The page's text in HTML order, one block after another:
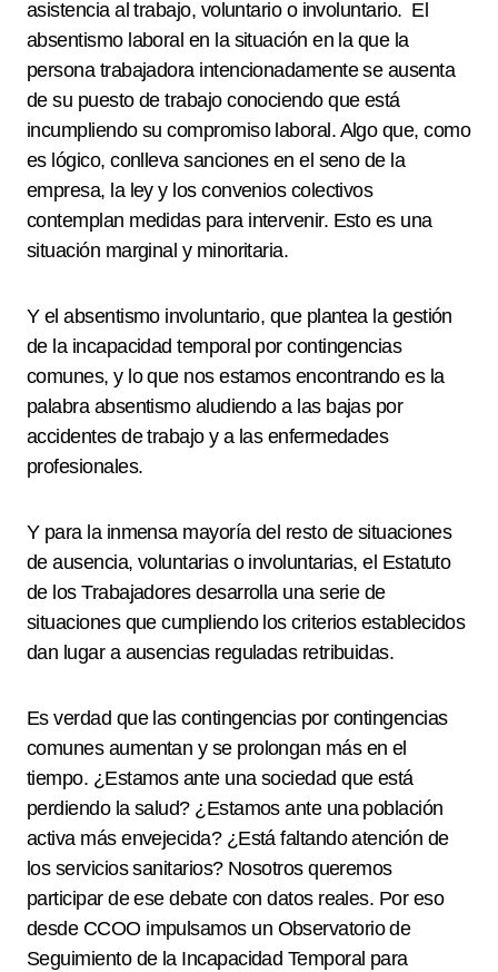
asistencia al trabajo, voluntario o involuntario. El
absentismo laboral en la situación en la que la
persona trabajadora intencionadamente se ausenta
de su puesto de trabajo conociendo que está
incumpliendo su compromiso laboral. Algo que, como
es lógico, conlleva sanciones en el seno de la
empresa, la ley y los convenios colectivos
contemplan medidas para intervenir. Esto es una
situación marginal y minoritaria.
Y el absentismo involuntario, que plantea la gestión
de la incapacidad temporal por contingencias
comunes, y lo que nos estamos encontrando es la
palabra absentismo aludiendo a las bajas por
accidentes de trabajo y a las enfermedades
profesionales.
Y para la inmensa mayoría del resto de situaciones
de ausencia, voluntarias o involuntarias, el Estatuto
de los Trabajadores desarrolla una serie de
situaciones que cumpliendo los criterios establecidos
dan lugar a ausencias reguladas retribuidas.
Es verdad que las contingencias por contingencias
comunes aumentan y se prolongan más en el
tiempo. ¿Estamos ante una sociedad que está
perdiendo la salud? ¿Estamos ante una población
activa más envejecida? ¿Está faltando atención de
los servicios sanitarios? Nosotros queremos
participar de ese debate con datos reales. Por eso
desde CCOO impulsamos un Observatorio de
Seguimiento de la Incapacidad Temporal para